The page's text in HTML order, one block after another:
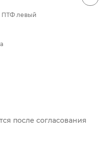
ПТФ левый
после согласования